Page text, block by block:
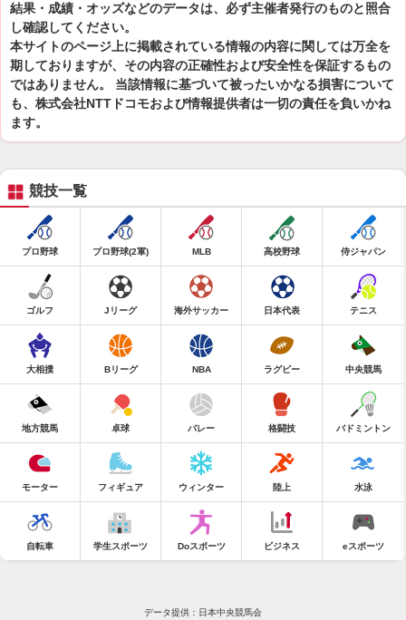
結果・成績・オッズなどのデータは、必ず主催者発行のものと照合
し確認してください。
本サイトのページ上に掲載されている情報の内容に関しては万全を
期しておりますが、その内容の正確性および安全性を保証するもの
ではありません。 当該情報に基づいて被ったいかなる損害について
も、株式会社NTTドコモおよび情報提供者は一切の責任を負いかね
ます。
競技一覧
プロ野球 プロ野球(2軍) MLB 高校野球 侍ジャパン
ゴルフ Jリーグ 海外サッカー 日本代表 テニス
大相撲 Bリーグ NBA ラグビー 中央競馬
地方競馬 卓球 バレー 格闘技 バドミントン
モーター フィギュア ウィンター 陸上 水泳
自転車 学生スポーツ Doスポーツ ビジネス eスポーツ
データ提供：日本中央競馬会